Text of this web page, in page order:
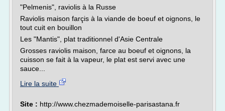
"Pelmenis", raviolis à la Russe
Raviolis maison farçis à la viande de boeuf et oignons, le
tout cuit en bouillon
Les "Mantis", plat traditionnel d'Asie Centrale
Grosses raviolis maison, farce au boeuf et oignons, la
cuisson se fait à la vapeur, le plat est servi avec une
sauce...
Lire la suite
Site : http://www.chezmademoiselle-parisastana.fr